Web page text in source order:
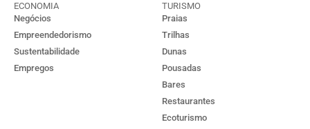
ECONOMIA
Negócios
Empreendedorismo
Sustentabilidade
Empregos
TURISMO
Praias
Trilhas
Dunas
Pousadas
Bares
Restaurantes
Ecoturismo